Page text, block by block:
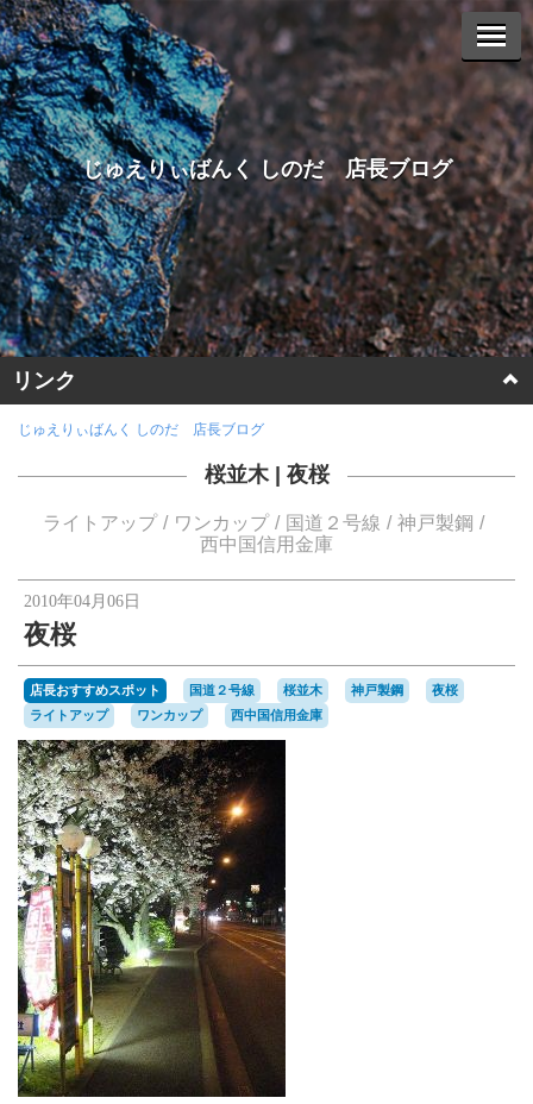
じゅえりぃばんく しのだ 店長ブログ
リンク
ホームページに戻る
ヤフーオークションへ
楽天オークションへ
じゅえりぃばんく しのだ 店長ブログ
桜並木| 夜桜
ライトアップ ワンカップ 国道２号線
神戸製鋼
西中国信用金庫
2010年04月06日
夜桜
店長おすすめスポット 国道２号線 桜並木 神戸製鋼
夜桜
ライトアップ
ワンカップ 西中国信用金庫